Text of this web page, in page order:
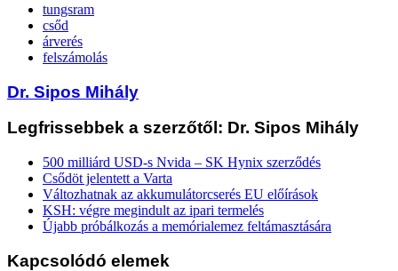
tungsram
csőd
árverés
felszámolás
Dr. Sipos Mihály
Legfrissebbek a szerzőtől: Dr. Sipos Mihály
500 milliárd USD-s Nvida – SK Hynix szerződés
Csődöt jelentett a Varta
Változhatnak az akkumulátorcserés EU előírások
KSH: végre megindult az ipari termelés
Újabb próbálkozás a memórialemez feltámasztására
Kapcsolódó elemek